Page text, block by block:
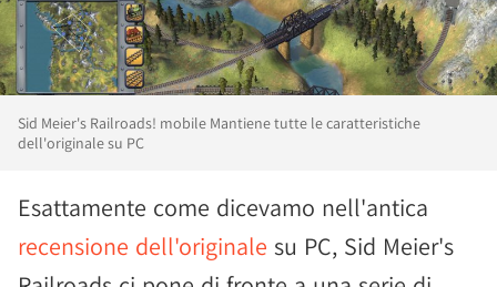
Sid Meier's Railroads! mobile Mantiene tutte le caratteristiche
dell'originale su PC
Esattamente come dicevamo nell'antica
recensione dell'originale su PC, Sid Meier's